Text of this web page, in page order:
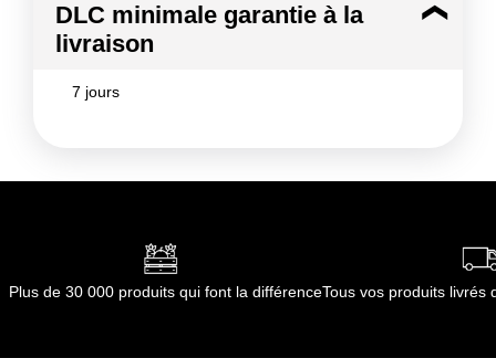
DLC minimale garantie à la
livraison
7 jours
Plus de 30 000 produits qui font la différenceTous vos produits livrés